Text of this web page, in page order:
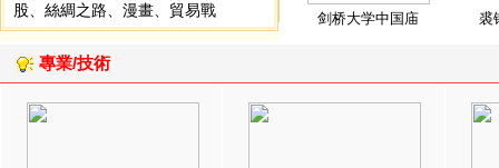
股
絲綢之路 漫畫 貿易戰 剑桥大学中国庙 裘
專業/技術